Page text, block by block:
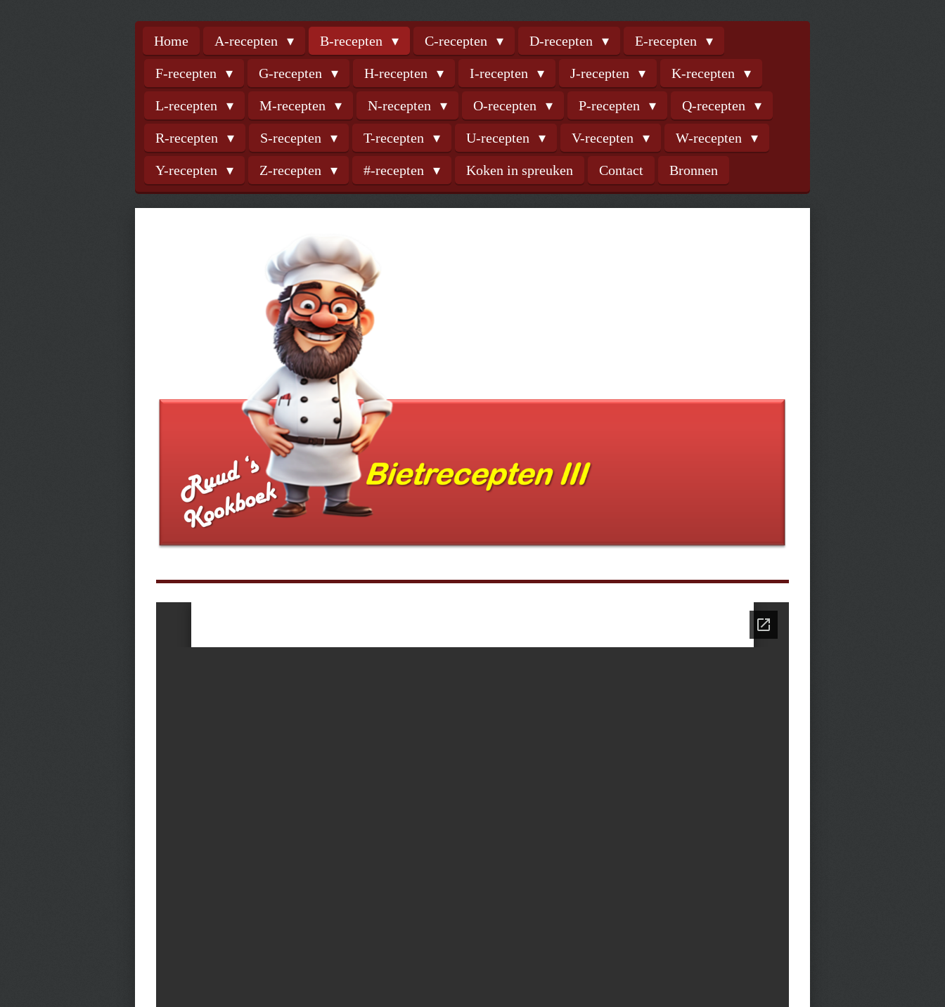
Home A-recepten B-recepten C-recepten D-recepten E-recepten
F-recepten G-recepten H-recepten I-recepten J-recepten K-recepten
L-recepten M-recepten N-recepten O-recepten P-recepten Q-recepten
R-recepten S-recepten T-recepten U-recepten V-recepten W-recepten
Y-recepten Z-recepten #-recepten Koken in spreuken Contact Bronnen